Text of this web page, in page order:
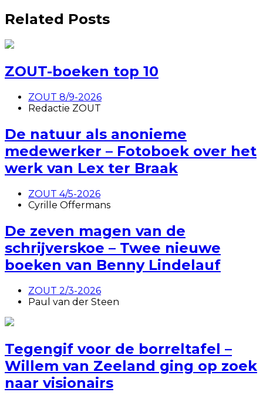
Related Posts
ZOUT-boeken top 10
ZOUT 8/9-2026
Redactie ZOUT
De natuur als anonieme
medewerker – Fotoboek over het
werk van Lex ter Braak
ZOUT 4/5-2026
Cyrille Offermans
De zeven magen van de
schrijverskoe – Twee nieuwe
boeken van Benny Lindelauf
ZOUT 2/3-2026
Paul van der Steen
Tegengif voor de borreltafel –
Willem van Zeeland ging op zoek
naar visionairs